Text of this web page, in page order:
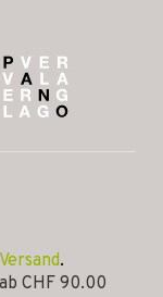
Versand.
CHF 90.00